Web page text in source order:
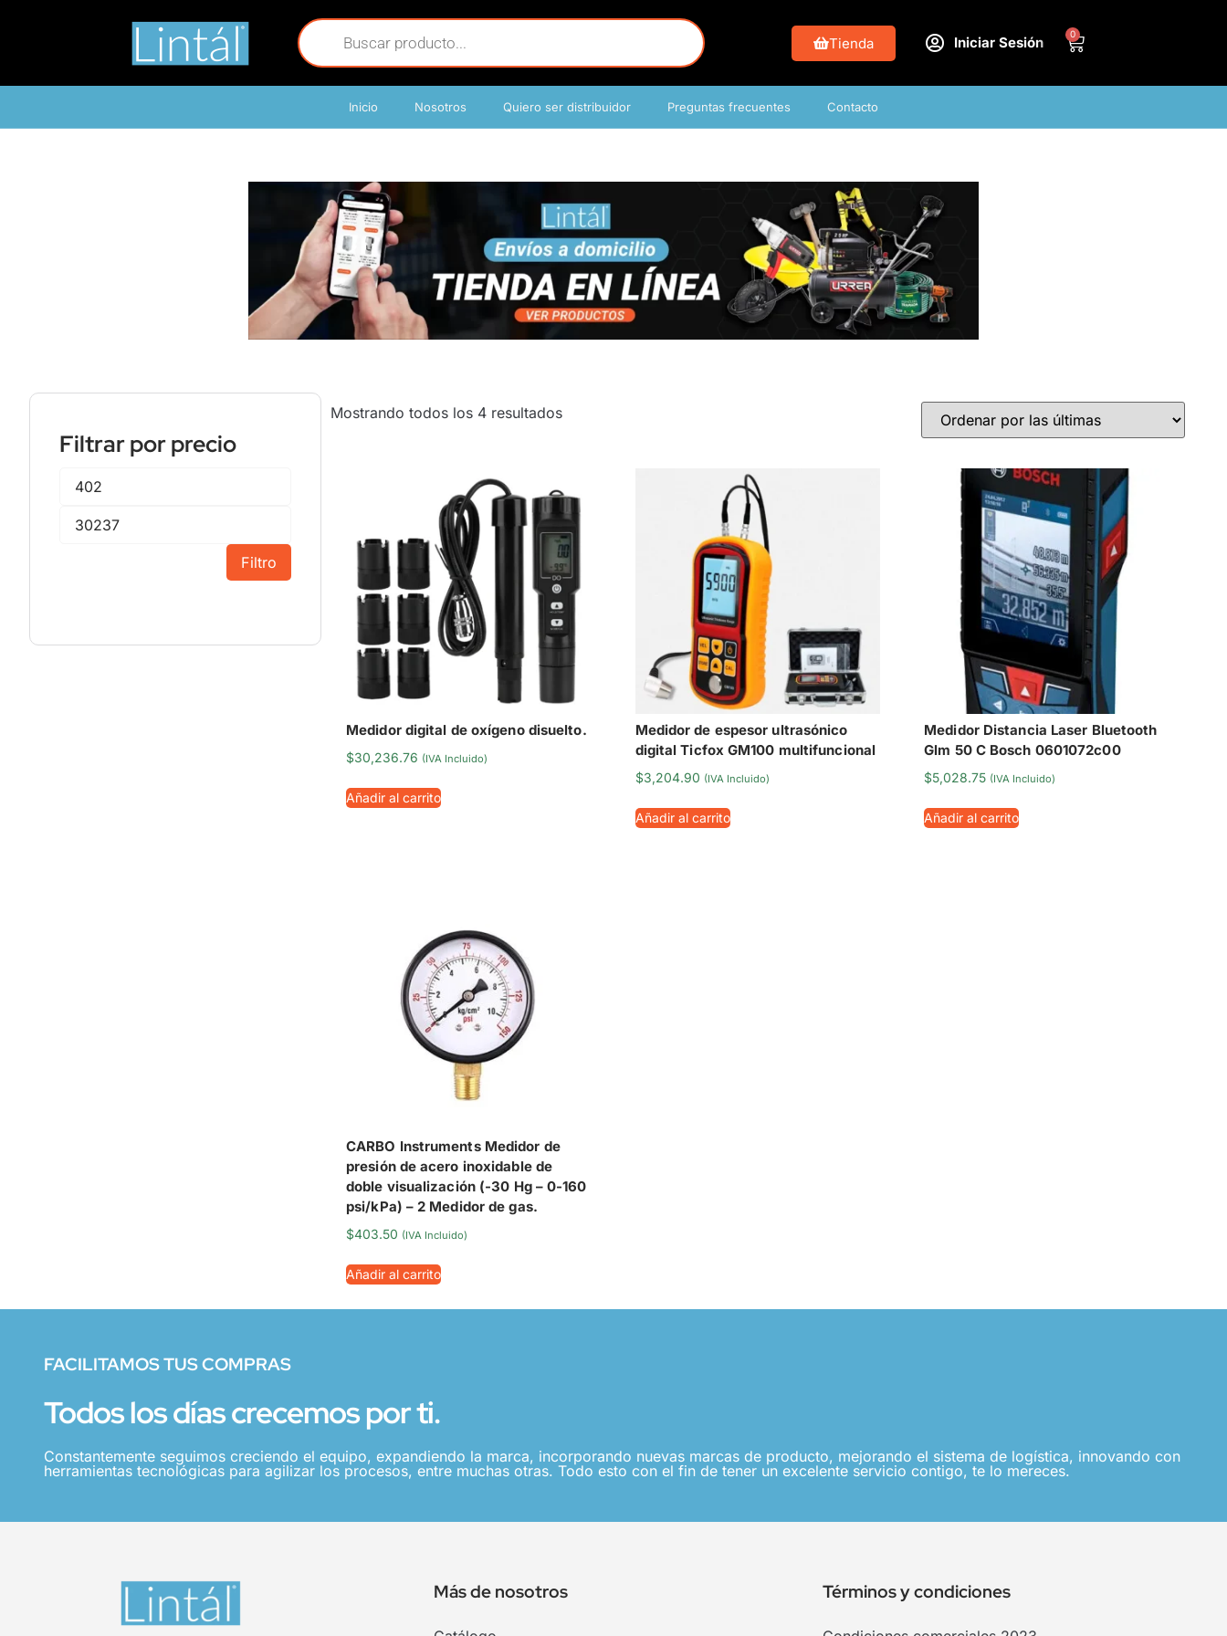
Tienda Iniciar Sesión
0
Inicio Nosotros Quiero ser distribuidor Preguntas frecuentes Contacto
Filtrar por precio
Filtro
Mostrando todos los 4 resultados
Medidor digital de oxígeno disuelto.
$30,236.76 (IVA Incluido)
Añadir al carrito
Medidor de espesor ultrasónico
digital Ticfox GM100 multifuncional
$3,204.90 (IVA Incluido)
Añadir al carrito
Medidor Distancia Laser Bluetooth
Glm 50 C Bosch 0601072c00
$5,028.75 (IVA Incluido)
Añadir al carrito
CARBO Instruments Medidor de
presión de acero inoxidable de
doble visualización (-30 Hg – 0-160
psi/kPa) – 2 Medidor de gas.
$403.50 (IVA Incluido)
Añadir al carrito
FACILITAMOS TUS COMPRAS
Todos los días crecemos por ti.
Constantemente seguimos creciendo el equipo, expandiendo la marca, incorporando nuevas marcas de producto, mejorando el sistema de logística, innovando con
herramientas tecnológicas para agilizar los procesos, entre muchas otras. Todo esto con el fin de tener un excelente servicio contigo, te lo mereces.
Más de nosotros Términos y condiciones